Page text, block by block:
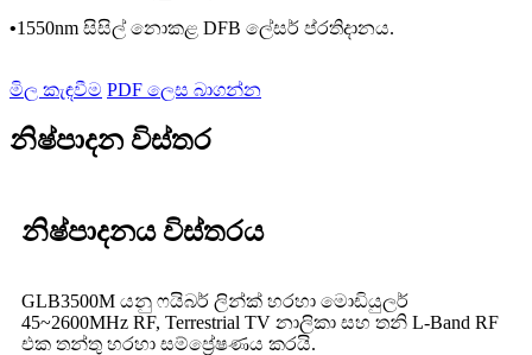
•1550nm සිසිල් නොකළ DFB ලේසර් ප්රතිදානය.
මිල කැඳවීම PDF ලෙස බාගන්න
නිෂ්පාදන විස්තර
නිෂ්පාදනය විස්තරය
GLB3500M යනු ෆයිබර් ලින්ක් හරහා මොඩියුලර්
45~2600MHz RF, Terrestrial TV නාලිකා සහ තනි L-Band RF
එක තන්තු හරහා සම්ප්‍රේෂණය කරයි.